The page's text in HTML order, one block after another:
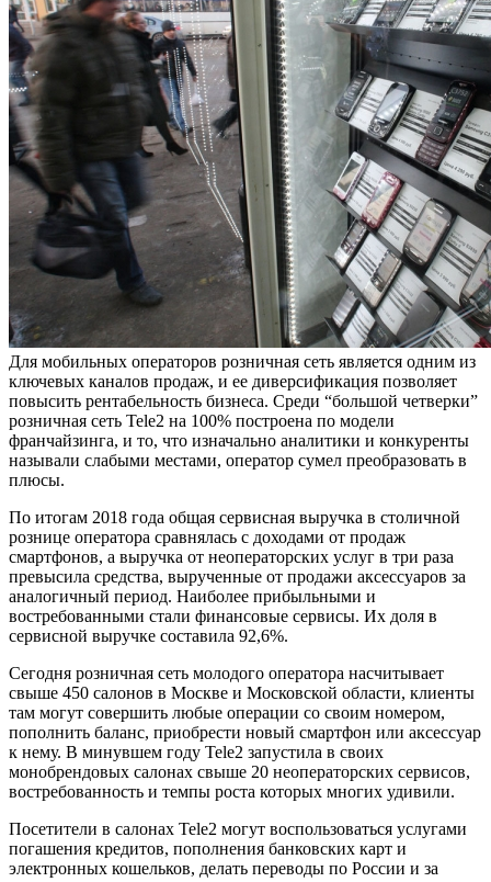
Для мобильных операторов розничная сеть является одним из
ключевых каналов продаж, и ее диверсификация позволяет
повысить рентабельность бизнеса. Среди “большой четверки”
розничная сеть Tele2 на 100% построена по модели
франчайзинга, и то, что изначально аналитики и конкуренты
называли слабыми местами, оператор сумел преобразовать в
плюсы.
По итогам 2018 года общая сервисная выручка в столичной
рознице оператора сравнялась с доходами от продаж
смартфонов, а выручка от неоператорских услуг в три раза
превысила средства, вырученные от продажи аксессуаров за
аналогичный период. Наиболее прибыльными и
востребованными стали финансовые сервисы. Их доля в
сервисной выручке составила 92,6%.
Сегодня розничная сеть молодого оператора насчитывает
свыше 450 салонов в Москве и Московской области, клиенты
там могут совершить любые операции со своим номером,
пополнить баланс, приобрести новый смартфон или аксессуар
к нему. В минувшем году Tele2 запустила в своих
монобрендовых салонах свыше 20 неоператорских сервисов,
востребованность и темпы роста которых многих удивили.
Посетители в салонах Tele2 могут воспользоваться услугами
погашения кредитов, пополнения банковских карт и
электронных кошельков, делать переводы по России и за